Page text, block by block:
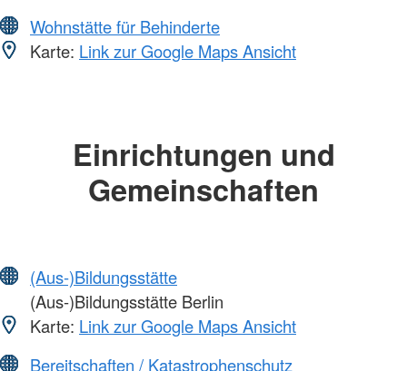
Wohnstätte für Behinderte
Karte: Link zur Google Maps Ansicht
Einrichtungen und
Gemeinschaften
(Aus-)Bildungsstätte
(Aus-)Bildungsstätte Berlin
Karte: Link zur Google Maps Ansicht
Bereitschaften / Katastrophenschutz